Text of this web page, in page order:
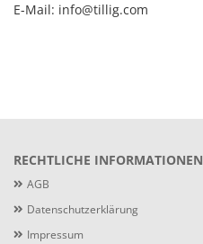
E-Mail: info@tillig.com
RECHTLICHE INFORMATIONEN
AGB
Datenschutzerklärung
Impressum